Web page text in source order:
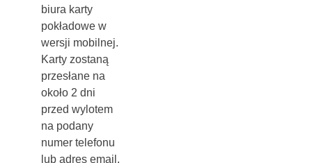
biura karty
pokładowe w
wersji mobilnej.
Karty zostaną
przesłane na
około 2 dni
przed wylotem
na podany
numer telefonu
lub adres email.